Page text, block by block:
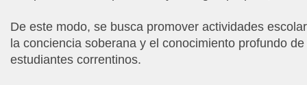
De este modo, se busca promover actividades
la conciencia soberana y el conocimiento profundo
estudiantes correntinos.